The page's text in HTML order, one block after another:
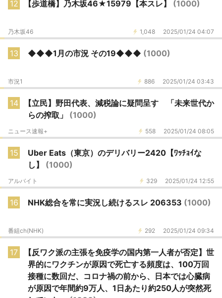
12 【歩道橋】乃木坂46★15979【本スレ】 (1000)
1,048 2025/01/24 04:07
乃木坂46
13 ◆◆◆1月の市況 その19◆◆◆ (1000)
886 2025/01/24 03:43
市況1
14
【立民】野田代表、減税論に疑問呈す 「未来世代か
らの搾取」 (1000)
558 2025/01/24 08:05
ニュース速報+
15
Uber Eats（東京）のデリバリー2420【ﾜｯﾁｮｲな
し】 (1000)
329 2025/01/24 12:55
アルバイト
16 NHK総合を常に実況し続けるスレ 206353 (1000)
292 2025/01/24 09:34
番組ch(NHK)
17
【反ワク派の主張を免疫学の国内第一人者が否定】世
界的にワクチンが原因で死亡する頻度は、100万回
接種に数回だ、コロナ禍の前から、日本では心臓病
が原因で年間約9万人、1日あたり約250人が突然死